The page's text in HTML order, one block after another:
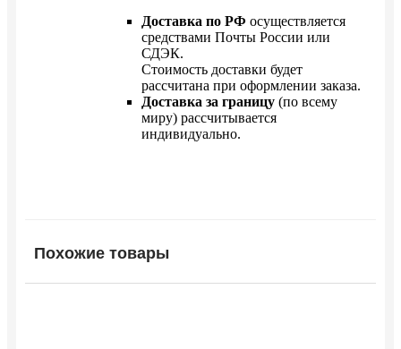
Доставка по РФ осуществляется
средствами Почты России или
СДЭК.
Стоимость доставки будет
рассчитана при оформлении заказа.
Доставка за границу (по всему
миру) рассчитывается
индивидуально.
Похожие товары